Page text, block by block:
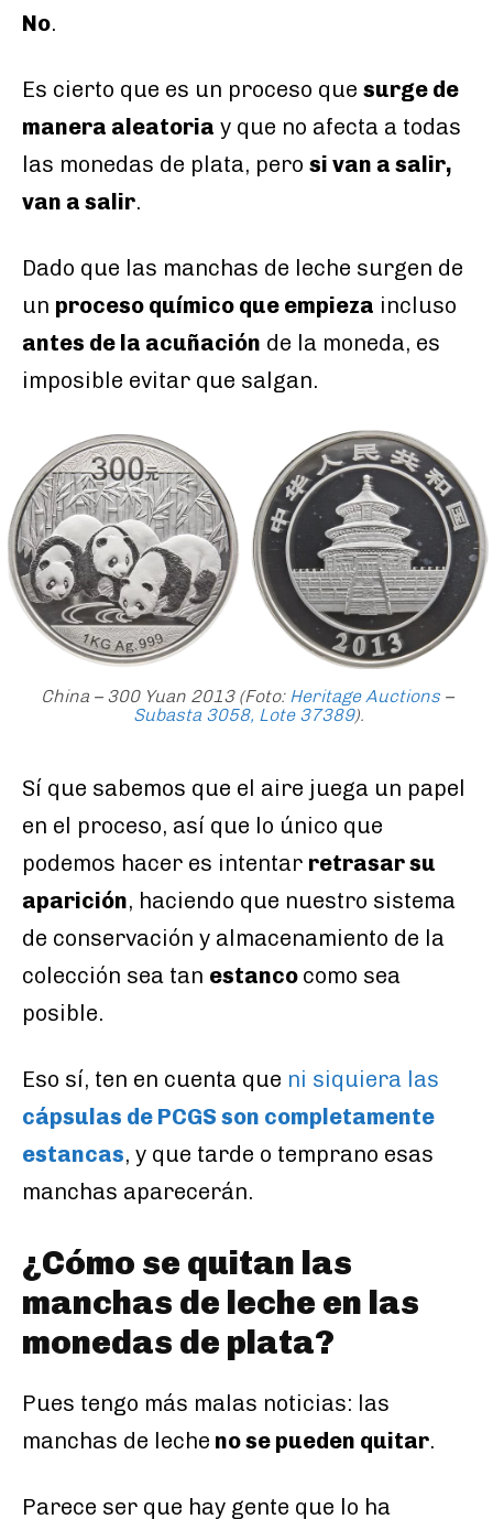
No.
Es cierto que es un proceso que surge de
manera aleatoria y que no afecta a todas
las monedas de plata, pero si van a salir,
van a salir.
Dado que las manchas de leche surgen de
un proceso químico que empieza incluso
antes de la acuñación de la moneda, es
imposible evitar que salgan.
China – 300 Yuan 2013 (Foto: Heritage Auctions–
Subasta 3058, Lote 37389).
Sí que sabemos que el aire juega un papel
en el proceso, así que lo único que
podemos hacer es intentar retrasar su
aparición, haciendo que nuestro sistema
de conservación y almacenamiento de la
colección sea tan estanco como sea
posible.
Eso sí, ten en cuenta que ni siquiera las
cápsulas de PCGS son completamente
estancas, y que tarde o temprano esas
manchas aparecerán.
¿Cómo se quitan las
manchas de leche en las
monedas de plata?
Pues tengo más malas noticias: las
manchas de leche no se pueden quitar.
Parece ser que hay gente que lo ha